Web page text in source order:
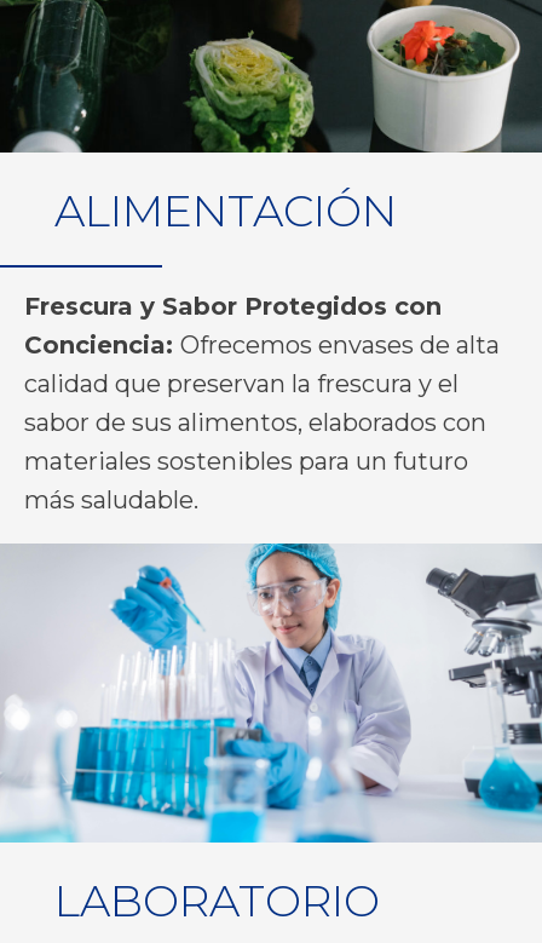
ALIMENTACIÓN
Frescura y Sabor Protegidos con
Conciencia: Ofrecemos envases de alta
calidad que preservan la frescura y el
sabor de sus alimentos, elaborados con
materiales sostenibles para un futuro
más saludable.
LABORATORIO